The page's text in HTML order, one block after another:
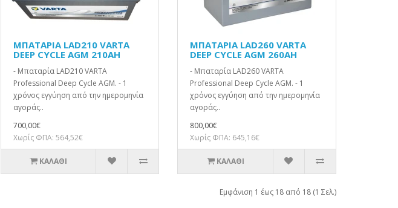
ΜΠΑΤΑΡΙΑ LAD210 VARTA
DEEP CYCLE AGM 210AH
- Μπαταρία LAD210 VARTA
Professional Deep Cycle AGM. - 1
χρόνος εγγύηση από την ημερομηνία
αγοράς..
700,00€
Χωρίς ΦΠΑ: 564,52€
ΚΑΛΆΘΙ
ΜΠΑΤΑΡΙΑ LAD260 VARTA
DEEP CYCLE AGM 260AH
- Μπαταρία LAD260 VARTA
Professional Deep Cycle AGM. - 1
χρόνος εγγύηση από την ημερομηνία
αγοράς..
800,00€
Χωρίς ΦΠΑ: 645,16€
ΚΑΛΆΘΙ
Εμφάνιση 1 έως 18 από 18 (1 Σελ.)